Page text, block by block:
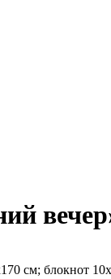
см; блокнот